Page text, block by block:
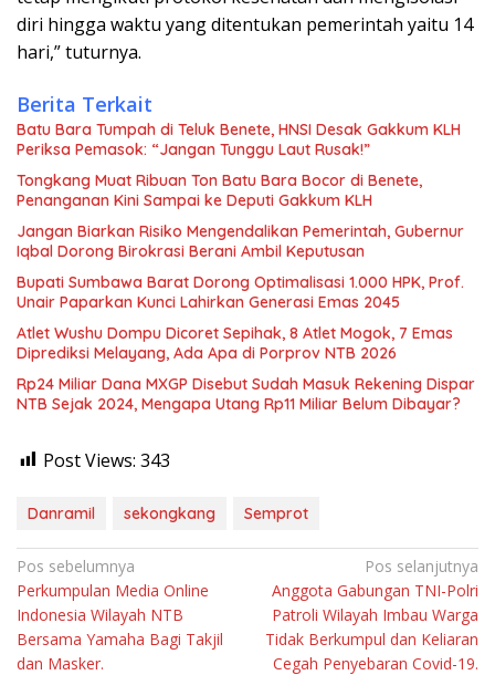
diri hingga waktu yang ditentukan pemerintah yaitu 14
hari,” tuturnya.
Berita Terkait
Batu Bara Tumpah di Teluk Benete, HNSI Desak Gakkum KLH
Periksa Pemasok: “Jangan Tunggu Laut Rusak!”
Tongkang Muat Ribuan Ton Batu Bara Bocor di Benete,
Penanganan Kini Sampai ke Deputi Gakkum KLH
Jangan Biarkan Risiko Mengendalikan Pemerintah, Gubernur
Iqbal Dorong Birokrasi Berani Ambil Keputusan
Bupati Sumbawa Barat Dorong Optimalisasi 1.000 HPK, Prof.
Unair Paparkan Kunci Lahirkan Generasi Emas 2045
Atlet Wushu Dompu Dicoret Sepihak, 8 Atlet Mogok, 7 Emas
Diprediksi Melayang, Ada Apa di Porprov NTB 2026
Rp24 Miliar Dana MXGP Disebut Sudah Masuk Rekening Dispar
NTB Sejak 2024, Mengapa Utang Rp11 Miliar Belum Dibayar?
Post Views: 343
Danramil sekongkang Semprot
Navigasi
pos
Pos sebelumnya
Perkumpulan Media Online
Indonesia Wilayah NTB
Bersama Yamaha Bagi Takjil
dan Masker.
Pos selanjutnya
Anggota Gabungan TNI-Polri
Patroli Wilayah Imbau Warga
Tidak Berkumpul dan Keliaran
Cegah Penyebaran Covid-19.